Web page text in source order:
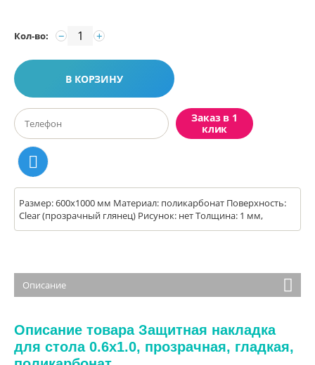
Кол-во: +
−
В КОРЗИНУ
Заказ в 1
клик
Размер: 600x1000 мм Материал: поликарбонат Поверхность:
Clear (прозрачный глянец) Рисунок: нет Толщина: 1 мм,
Описание
Описание товара Защитная накладка
для стола 0.6x1.0, прозрачная, гладкая,